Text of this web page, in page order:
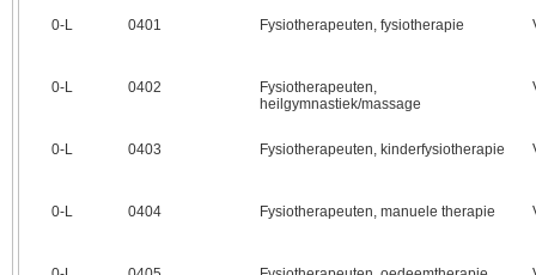
0‑L 0401 Fysiotherapeuten, fysiotherapie
0‑L 0402
Fysiotherapeuten,
heilgymnastiek/massage
0‑L 0403 Fysiotherapeuten, kinderfysiotherapie
0‑L 0404 Fysiotherapeuten, manuele therapie